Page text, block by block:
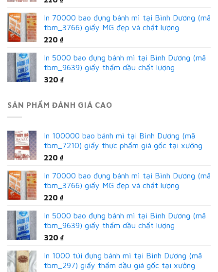
In 70000 bao đựng bánh mì tại Bình Dương (mã
tbm_3766) giấy MG đẹp và chất lượng
220 ₫
In 5000 bao đựng bánh mì tại Bình Dương (mã
tbm_9639) giấy thấm dầu chất lượng
320 ₫
SẢN PHẨM ĐÁNH GIÁ CAO
In 100000 bao bánh mì tại Bình Dương (mã
tbm_7210) giấy thực phẩm giá gốc tại xưởng
220 ₫
In 70000 bao đựng bánh mì tại Bình Dương (mã
tbm_3766) giấy MG đẹp và chất lượng
220 ₫
In 5000 bao đựng bánh mì tại Bình Dương (mã
tbm_9639) giấy thấm dầu chất lượng
320 ₫
In 1000 túi đựng bánh mì tại Bình Dương (mã
tbm_297) giấy thấm dầu giá gốc tại xưởng